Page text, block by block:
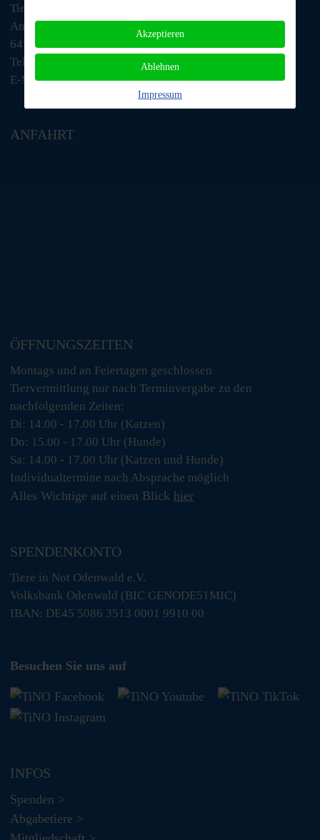
Tiere in Not Odenwald e.V.
Am Morsberg 1
64385 Reichelsheim
Telefon: 06063 / 939 848
E-Mail: tino@tiere-in-not-odenwald.de
ANFAHRT
ÖFFNUNGSZEITEN
Montags und an Feiertagen geschlossen
Tiervermittlung nur nach Terminvergabe zu den
nachfolgenden Zeiten:
Di: 14.00 - 17.00 Uhr (Katzen)
Do: 15.00 - 17.00 Uhr (Hunde)
Sa: 14.00 - 17.00 Uhr (Katzen und Hunde)
Individualtermine nach Absprache möglich
Alles Wichtige auf einen Blick hier
SPENDENKONTO
Tiere in Not Odenwald e.V.
Volksbank Odenwald (BIC GENODE51MIC)
IBAN: DE45 5086 3513 0001 9910 00
Besuchen Sie uns auf
INFOS
Spenden >
Abgabetiere >
Akzeptieren
Ablehnen
Impressum